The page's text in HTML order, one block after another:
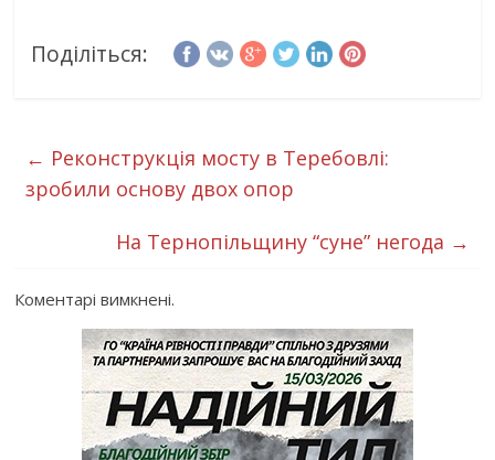
Поділіться:
← Реконструкція мосту в Теребовлі:
зробили основу двох опор
На Тернопільщину “суне” негода →
Коментарі вимкнені.